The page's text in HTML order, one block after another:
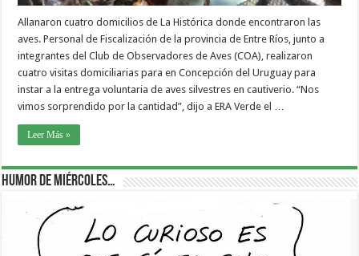
Allanaron cuatro domicilios de La Histórica donde encontraron las
aves. Personal de Fiscalización de la provincia de Entre Ríos, junto a
integrantes del Club de Observadores de Aves (COA), realizaron
cuatro visitas domiciliarias para en Concepción del Uruguay para
instar a la entrega voluntaria de aves silvestres en cautiverio. “Nos
vimos sorprendido por la cantidad”, dijo a ERA Verde el …
Leer Más »
Humor de Miércoles…